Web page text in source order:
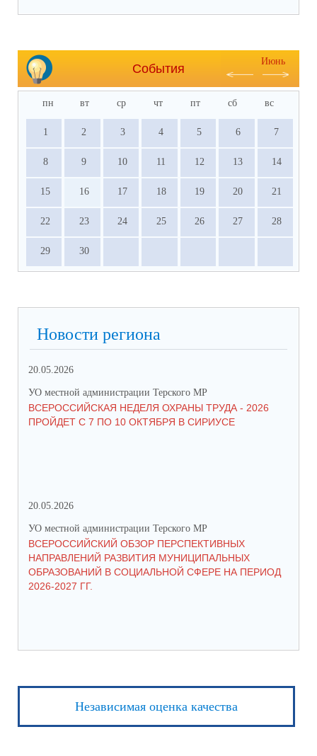
События
Июнь
пн вт ср чт пт сб вс
1 2 3 4 5 6 7
8 9 10 11 12 13 14
15 16 17 18 19 20 21
22 23 24 25 26 27 28
29 30
Новости региона
20.05.2026
УО местной администрации Терского МР
ВСЕРОССИЙСКАЯ НЕДЕЛЯ ОХРАНЫ ТРУДА - 2026
ПРОЙДЕТ С 7 ПО 10 ОКТЯБРЯ В СИРИУСЕ
20.05.2026
УО местной администрации Терского МР
ВСЕРОССИЙСКИЙ ОБЗОР ПЕРСПЕКТИВНЫХ
НАПРАВЛЕНИЙ РАЗВИТИЯ МУНИЦИПАЛЬНЫХ
ОБРАЗОВАНИЙ В СОЦИАЛЬНОЙ СФЕРЕ НА ПЕРИОД
2026-2027 ГГ.
Независимая оценка качества